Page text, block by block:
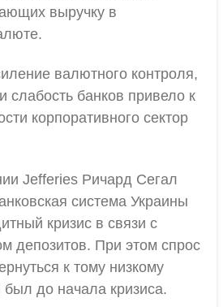
выручку в
валютного контроля,
слабость банков привело к
корпоративного сектор
Jefferies Ричард Сегал
система Украины
кризис в связи с
депозитов. При этом спрос
к тому низкому
до начала кризиса.